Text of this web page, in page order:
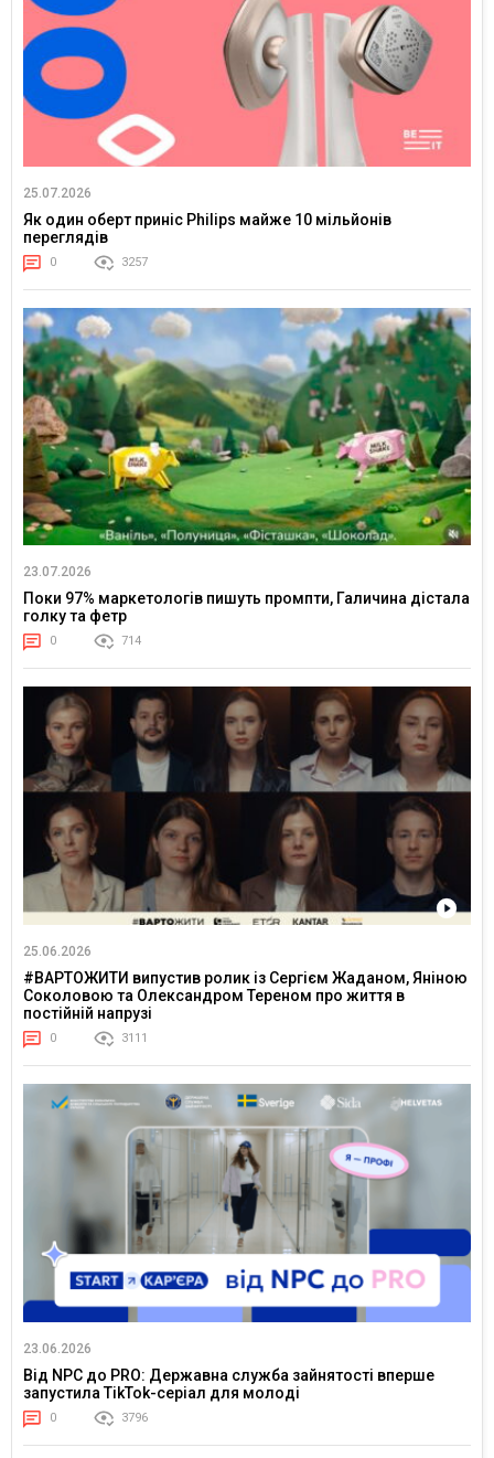
25.07.2026
Як один оберт приніс Philips майже 10 мільйонів
переглядів
0 3257
23.07.2026
Поки 97% маркетологів пишуть промпти, Галичина дістала
голку та фетр
0 714
25.06.2026
#ВАРТОЖИТИ випустив ролик із Сергієм Жаданом, Яніною
Соколовою та Олександром Тереном про життя в
постійній напрузі
0 3111
23.06.2026
Від NPC до PRO: Державна служба зайнятості вперше
запустила TikTok-серіал для молоді
0 3796